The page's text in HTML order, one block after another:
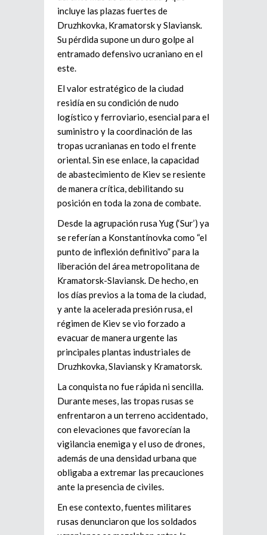
incluye las plazas fuertes de
Druzhkovka, Kramatorsk y Slaviansk.
Su pérdida supone un duro golpe al
entramado defensivo ucraniano en el
este.
El valor estratégico de la ciudad
residía en su condición de nudo
logístico y ferroviario, esencial para el
suministro y la coordinación de las
tropas ucranianas en todo el frente
oriental. Sin ese enlace, la capacidad
de abastecimiento de Kiev se resiente
de manera crítica, debilitando su
posición en toda la zona de combate.
Desde la agrupación rusa Yug (‘Sur’) ya
se referían a Konstantínovka como “el
punto de inflexión definitivo” para la
liberación del área metropolitana de
Kramatorsk-Slaviansk. De hecho, en
los días previos a la toma de la ciudad,
y ante la acelerada presión rusa, el
régimen de Kiev se vio forzado a
evacuar de manera urgente las
principales plantas industriales de
Druzhkovka, Slaviansk y Kramatorsk.
La conquista no fue rápida ni sencilla.
Durante meses, las tropas rusas se
enfrentaron a un terreno accidentado,
con elevaciones que favorecían la
vigilancia enemiga y el uso de drones,
además de una densidad urbana que
obligaba a extremar las precauciones
ante la presencia de civiles.
En ese contexto, fuentes militares
rusas denunciaron que los soldados